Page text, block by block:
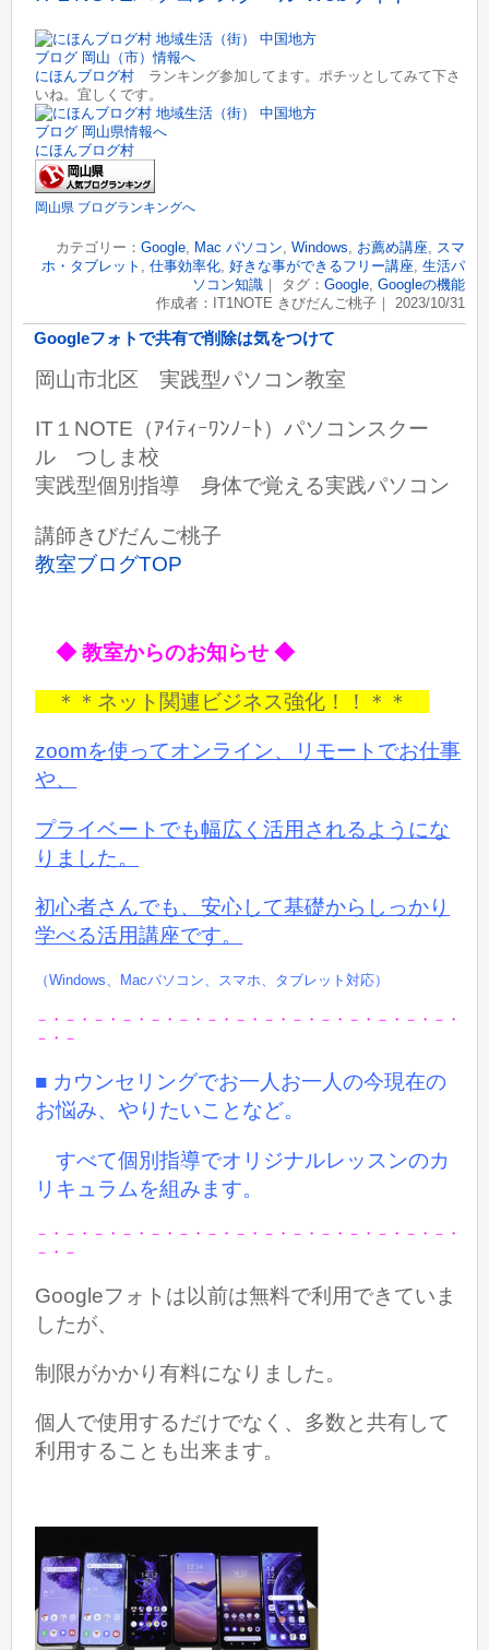
にほんブログ村 ランキング参加してます。ポチッとしてみて下さ
いね。宜しくです。
にほんブログ村
岡山県 ブログランキングへ
カテゴリー： Google, Mac パソコン Windows お薦め講座,
スマ
ホ・タブレット
仕事効率化, 好きな事ができるフリー講座, 生活パ
ソコン知識｜ タグ： Google, Googleの機能
作成者：IT1NOTE きびだんご桃子｜ 2023/10/31
Googleフォトで共有で削除は気をつけて
岡山市北区 実践型パソコン教室
IT１NOTE（ｱｲﾃｨｰﾜﾝﾉｰﾄ）パソコンスクー
ル つしま校
実践型個別指導 身体で覚える実践パソコン
講師きびだんご桃子
教室ブログTOP
◆ 教室からのお知らせ ◆
＊＊ネット関連ビジネス強化！！＊＊
zoomを使ってオンライン、リモートでお仕事
や、
プライベートでも幅広く活用されるようにな
りました。
初心者さんでも、安心して基礎からしっかり
学べる活用講座です。
（Windows、Macパソコン、スマホ、タブレット対応）
－・－・－・－・－・－・－・－・－・－・－・－・－・－・－・
－・－
■ カウンセリングでお一人お一人の今現在の
お悩み、やりたいことなど。
すべて個別指導でオリジナルレッスンのカ
リキュラムを組みます。
－・－・－・－・－・－・－・－・－・－・－・－・－・－・－・
－・－
Googleフォトは以前は無料で利用できていま
したが、
制限がかかり有料になりました。
個人で使用するだけでなく、多数と共有して
利用することも出来ます。